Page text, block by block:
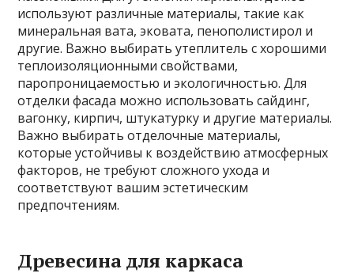
используют различные материалы, такие как
минеральная вата, эковата, пенополистирол и
другие. Важно выбирать утеплитель с хорошими
теплоизоляционными свойствами,
паропроницаемостью и экологичностью. Для
отделки фасада можно использовать сайдинг,
вагонку, кирпич, штукатурку и другие материалы.
Важно выбирать отделочные материалы,
которые устойчивы к воздействию атмосферных
факторов, не требуют сложного ухода и
соответствуют вашим эстетическим
предпочтениям.
Древесина для каркаса